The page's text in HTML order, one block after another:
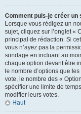
Comment puis-je créer un
Lorsque vous rédigez un
sujet, cliquez sur l’onglet «
principal de rédaction. Si
vous n’ayez pas la
sondage en incluant au
chaque option devant être
le nombre d’options que
vote, le nombre des «
spécifier une limite de
modifier leurs votes.
Haut